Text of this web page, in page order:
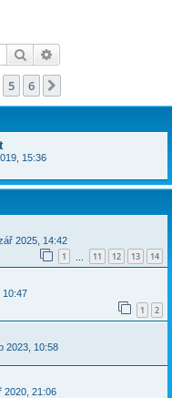
Hledat
5 6
15:36
2025, 14:42
1 11 12 13 14
10:47
1 2
2023, 10:58
2020, 21:06